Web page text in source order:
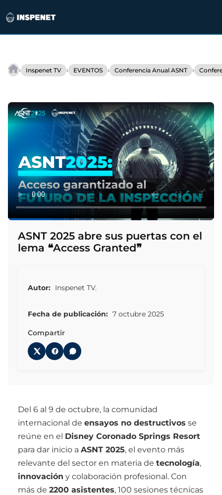
contenido
› Inspenet TV › EVENTOS › Conferencia Anual ASNT ›
ASNT
puertas
con
el
❝Access
ASNT 2025 abre sus puertas con el
lema ❝Access Granted❞
Autor: Inspenet TV.
Fecha de publicación: 7 octubre 2025
Compartir
Del 6 al 9 de octubre, la comunidad
internacional de ensayos no destructivos se
reúne en el Disney Coronado Springs Resort
para dar inicio a ASNT 2025, el evento más
relevante del sector en materia de tecnología,
innovación y colaboración profesional. Con
más de 2200 asistentes, 100 sesiones técnicas